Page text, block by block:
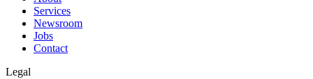
Services
Newsroom
Jobs
Contact
Legal